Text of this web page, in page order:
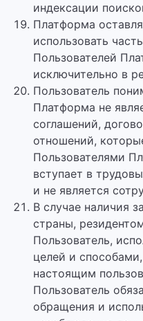
индексации
Платформа
использовать
Пользователей
исключительно в
Пользователь
Платформа не
соглашений,
отношений,
Пользователями
вступает в
и не является
В случае наличия
страны,
Пользователь,
целей и
настоящим
Пользователь
обращения и